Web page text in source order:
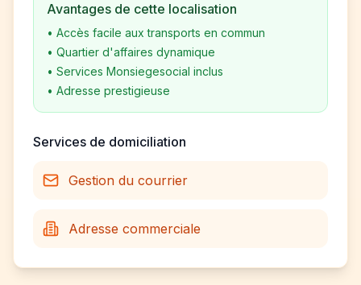
Avantages de cette localisation
• Accès facile aux transports en commun
• Quartier d'affaires dynamique
• Services Monsiegesocial inclus
• Adresse prestigieuse
Services de domiciliation
Gestion du courrier
Adresse commerciale